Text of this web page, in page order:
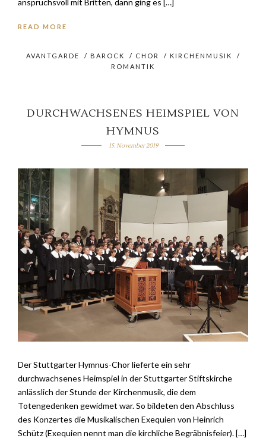
anspruchsvoll mit Britten, dann ging es […]
READ MORE
AVANTGARDE / BAROCK / CHOR / KIRCHENMUSIK
/
ROMANTIK
DURCHWACHSENES HEIMSPIEL VON
HYMNUS
15. November 2019
Der Stuttgarter Hymnus-Chor lieferte ein sehr
durchwachsenes Heimspiel in der Stuttgarter Stiftskirche
anlässlich der Stunde der Kirchenmusik, die dem
Totengedenken gewidmet war. So bildeten den Abschluss
des Konzertes die Musikalischen Exequien von Heinrich
Schütz (Exequien nennt man die kirchliche Begräbnisfeier). […]